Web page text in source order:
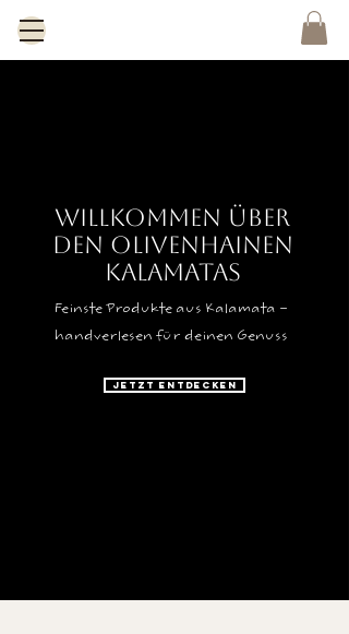
Jetzt entdecken
Feinste Produkte aus Kalamata –
handverlesen für deinen Genuss
Willkommen Über
den Olivenhainen
Kalamatas